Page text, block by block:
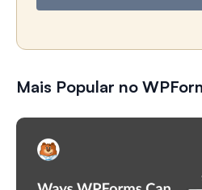
l
Mais Popular no